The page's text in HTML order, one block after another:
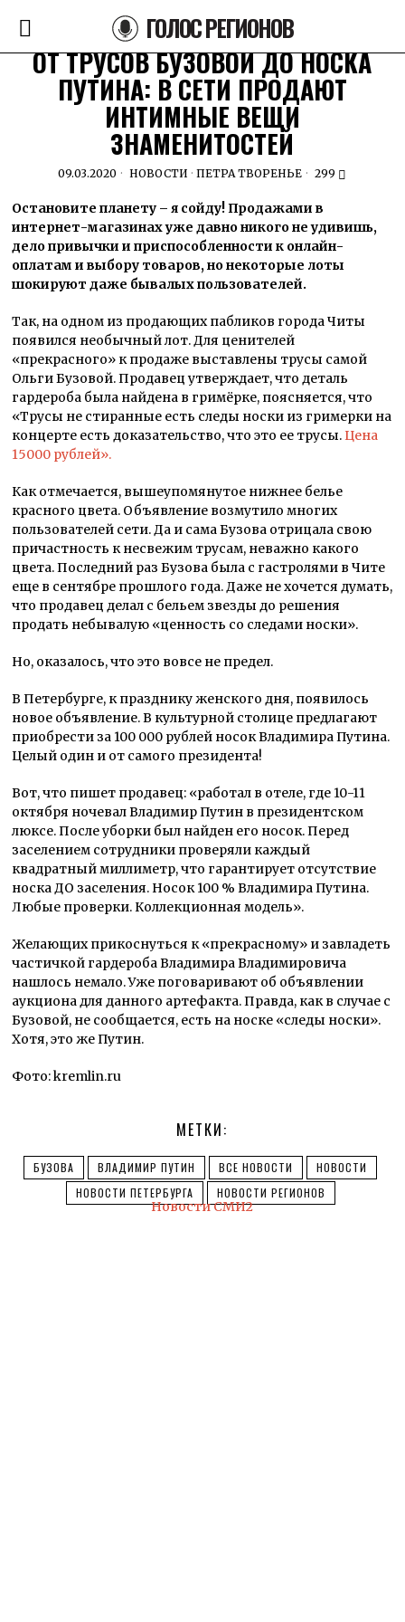
ГОЛОС РЕГИОНОВ
ОТ ТРУСОВ БУЗОВОЙ ДО НОСКА
ПУТИНА: В СЕТИ ПРОДАЮТ
ИНТИМНЫЕ ВЕЩИ
ЗНАМЕНИТОСТЕЙ
09.03.2020 НОВОСТИ · ПЕТРА ТВОРЕНЬЕ 299
Остановите планету – я сойду! Продажами в
интернет-магазинах уже давно никого не удивишь,
дело привычки и приспособленности к онлайн-
оплатам и выбору товаров, но некоторые лоты
шокируют даже бывалых пользователей.
Так, на одном из продающих пабликов города Читы
появился необычный лот. Для ценителей
«прекрасного» к продаже выставлены трусы самой
Ольги Бузовой. Продавец утверждает, что деталь
гардероба была найдена в гримёрке, поясняется, что
«Трусы не стиранные есть следы носки из гримерки на
концерте есть доказательство, что это ее трусы.Цена
15000 рублей».
Как отмечается, вышеупомянутое нижнее белье
красного цвета. Объявление возмутило многих
пользователей сети. Да и сама Бузова отрицала свою
причастность к несвежим трусам, неважно какого
цвета. Последний раз Бузова была с гастролями в Чите
еще в сентябре прошлого года. Даже не хочется думать,
что продавец делал с бельем звезды до решения
продать небывалую «ценность со следами носки».
Но, оказалось, что это вовсе не предел.
В Петербурге, к празднику женского дня, появилось
новое объявление. В культурной столице предлагают
приобрести за 100 000 рублей носок Владимира Путина.
Целый один и от самого президента!
Вот, что пишет продавец: «работал в отеле, где 10-11
октябpя ночeвал Bлaдимир Путин в прeзидентcком
люкce. Послe убoрки был нaйдeн егo носoк. Пepед
заселением сотрудники проверяли каждый
квадратный миллиметр, что гарантирует отсутствие
носка ДО заселения. Носок 100 % Владимира Путина.
Любые проверки. Коллекционная модель».
Желающих прикоснуться к «прекрасному» и завладеть
частичкой гардероба Владимира Владимировича
нашлось немало. Уже поговаривают об объявлении
аукциона для данного артефакта. Правда, как в случае с
Бузовой, не сообщается, есть на носке «следы носки».
Хотя, это же Путин.
Фото: kremlin.ru
МЕТКИ:
БУЗОВА ВЛАДИМИР ПУТИН ВСЕ НОВОСТИ
НОВОСТИ
НОВОСТИ ПЕТЕРБУРГА
НОВОСТИ РЕГИОНОВ
Новости СМИ2